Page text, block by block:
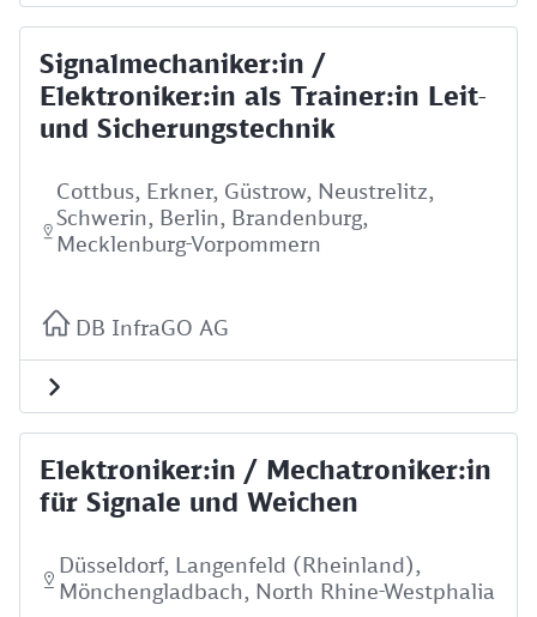
Signalmechaniker:in /
Elektroniker:in als Trainer:in Leit-
und Sicherungstechnik
Cottbus, Erkner, Güstrow, Neustrelitz,
Schwerin, Berlin, Brandenburg,
Mecklenburg-Vorpommern
DB InfraGO AG
Elektroniker:in / Mechatroniker:in
für Signale und Weichen
Düsseldorf, Langenfeld (Rheinland),
Mönchengladbach, North Rhine-Westphalia